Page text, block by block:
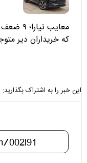
معایب
که خریداران دیر
این خبر را به اشتراک بگذارید: